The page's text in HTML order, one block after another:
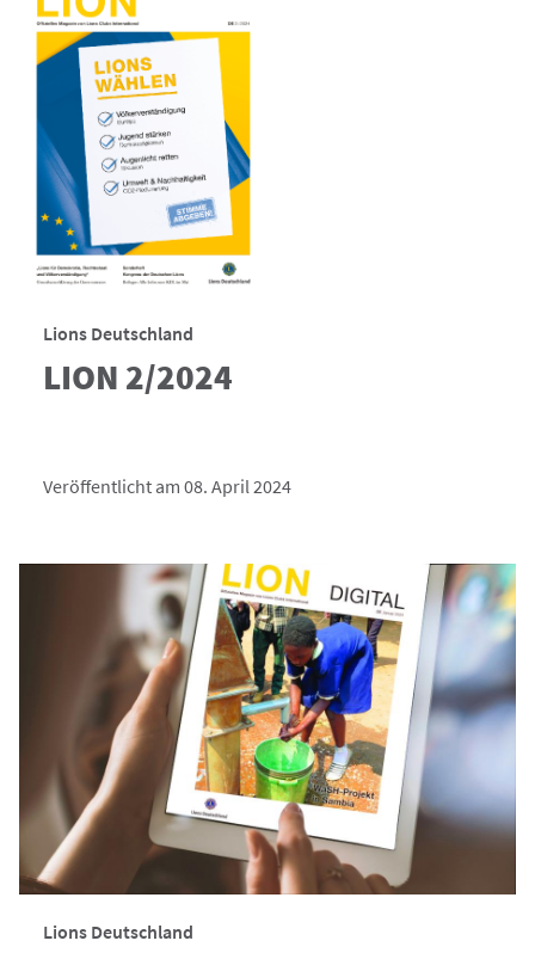
Lions Deutschland
LION 2/2024
Veröffentlicht am 08. April 2024
Lions Deutschland